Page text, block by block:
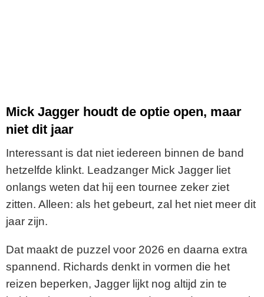
Mick Jagger houdt de optie open, maar
niet dit jaar
Interessant is dat niet iedereen binnen de band
hetzelfde klinkt. Leadzanger Mick Jagger liet
onlangs weten dat hij een tournee zeker ziet
zitten. Alleen: als het gebeurt, zal het niet meer dit
jaar zijn.
Dat maakt de puzzel voor 2026 en daarna extra
spannend. Richards denkt in vormen die het
reizen beperken, Jagger lijkt nog altijd zin te